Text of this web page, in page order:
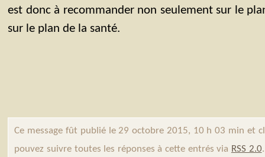
est donc à recommander non seulement sur le
sur le plan de la santé.
Ce message fût publié le 29 octobre 2015, 10 h 03 min et
pouvez suivre toutes les réponses à cette entrés via RSS 2.0